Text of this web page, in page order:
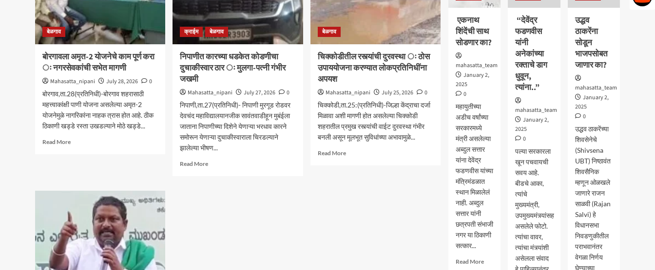
कोसळला
बेळगाव
बोरगावला अमृत-2 योजनेचे काम पूर्ण करा
ः नगरसेवकांची सभेत मागणी
Mahasatta_nipani July 28, 2026
0
बोरगाव,ता.28(प्रतिनिधी)-बोरगाव शहरासाठी
महत्त्वाकांक्षी पाणी योजना असलेल्या अमृत-2
योजनेमुळे नागरिकांना नाहक त्रास होत आहे. ठीक
ठिकाणी खड्डे रस्ता उखडल्याने मोठे खड्डे...
Read MoreRead
करा
ः
नगरसेवकांची
सभेत
क्राईम बेळगाव
निपाणीत कारच्या धडकेत कोडणीचा
दुचाकीस्वार ठार ः मुलगा-पत्नी गंभीर
जखमी
Mahasatta_nipani July 27, 2026
0
निपाणी,ता.27(प्रतिनिधी)- निपाणी मुरगूड रोडवर
देवचंद महाविद्यालयानजीक सावंतवाडीहून मुबंईला
जाताना निपाणीच्या दिशेने येणाऱ्या भरधाव कारने
समोरून येणाऱ्या दुचाकीस्वाराला चिरडल्याने
झालेल्या भीषण...
Read MoreRead
बेळगाव
चिक्कोडीतील रस्त्यांची दुरवस्था ः ठोस
उपाययोजना करण्यात लोकप्रतिनिधींना
अपयश
Mahasatta_nipani July 25, 2026
0
चिक्कोडी,ता.25:(प्रतिनिधी)-जिल्हा केंद्राचा दर्जा
मिळावा अशी मागणी होत असलेल्या चिक्कोडी
शहरातील प्रमुख रस्त्यांची वाईट दुरवस्था गंभीर
बनली असून मूलभूत सुविधांच्या अभावामुळे...
Read MoreRead
एकनाथ
शिंदेंची साथ
सोडणार का?
mahasatta_team
January 2,
2025
0
महायुतीच्या
अडीच वर्षांच्या
सरकारमध्ये
मंत्री असलेल्या
अब्दुल सत्तार
यांना देवेंद्र
फडणवीस यांच्या
मंत्रिमंडळात
स्थान मिळालेलं
नाही. अब्दुल
सत्तार यांनी
छत्रपती संभाजी
नगर या ठिकाणी
सत्कार...
Read MoreRead
“देवेंद्र
फडणवीस
यांनी
अनेकांच्या
रक्ताचे डाग
धुवून,
त्यांना..”
mahasatta_team
January 2,
2025
0
पल्या सरकारला
खून पचवायची
सवय आहे.
बीडचे आका,
त्यांचे
मुख्यमंत्री,
उपमुख्यमंत्र्यांसह
असलेले फोटो.
त्यांचा वावर,
त्यांचा मंत्र्यांशी
असेलला संवाद
उद्धव
ठाकरेंना
सोडून
भाजपसोबत
जाणार का?
mahasatta_team
January 2,
2025
0
उद्धव ठाकरेंच्या
शिवसेनेचे
(Shivsena
UBT) निष्ठावंत
शिवसैनिक
म्हणून ओळखले
जाणारे राजन
साळवी (Rajan
Salvi) हे
विधानसभा
निवडणुकीतील
पराभवानंतर
वेगळा निर्णय
घेण्याच्या